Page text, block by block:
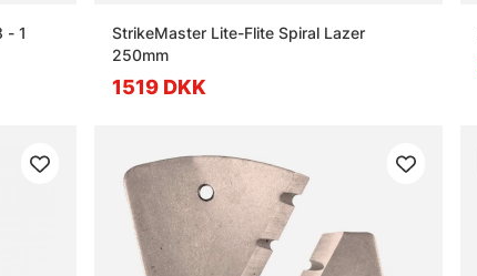
- 1
StrikeMaster Lite-Flite Spiral Lazer
250mm
1519 DKK